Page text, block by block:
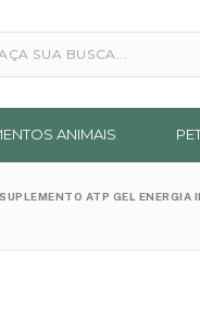
sua busca...
ANIMAIS
SUPLEMENTO ATP GEL ENERGIA